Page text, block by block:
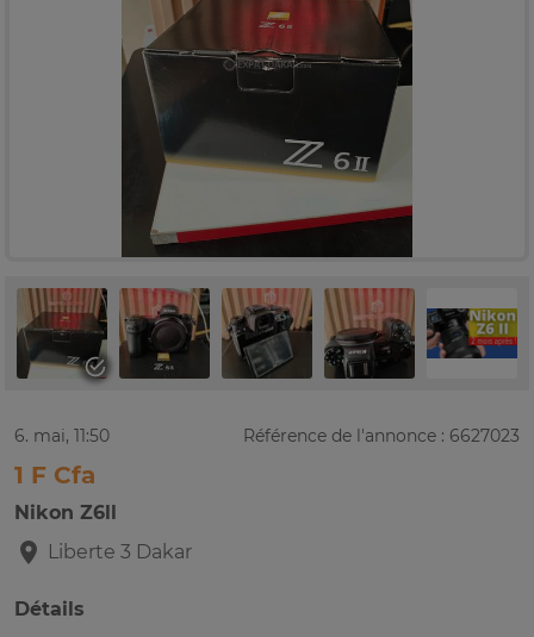
6. mai, 11:50 Référence de l'annonce : 6627023
1 F Cfa
Nikon Z6ll
Liberte 3 Dakar
Détails